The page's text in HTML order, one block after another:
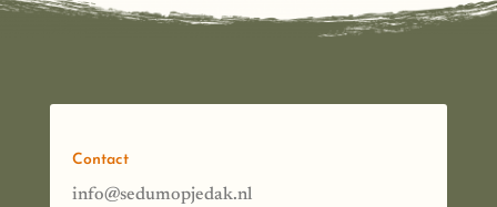
Contact
info@sedumopjedak.nl